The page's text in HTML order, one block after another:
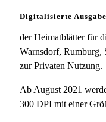
Digitalisierte
der Heimatblätter für
Warnsdorf, Rumburg,
zur Privaten Nutzung.
Ab August 2021
300 DPI mit einer